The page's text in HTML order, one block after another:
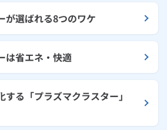
が選ばれる8つのワケ
は省エネ・快適
る「プラズマクラスター」